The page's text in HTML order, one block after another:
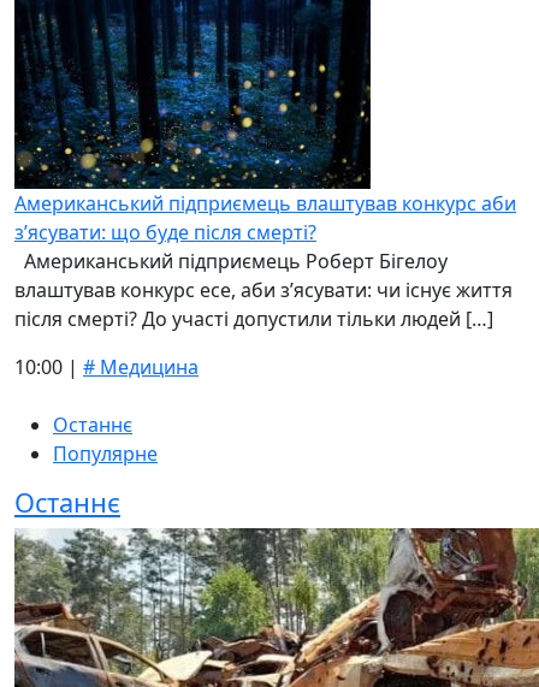
Американський підприємець влаштував конкурс аби
з’ясувати: що буде після смерті?
Американський підприємець Роберт Бігелоу
влаштував конкурс есе, аби з’ясувати: чи існує життя
після смерті? До участі допустили тільки людей […]
10:00 | # Медицина
Останнє
Популярне
Останнє